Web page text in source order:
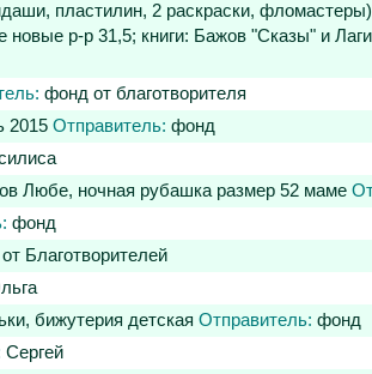
пластилин, 2 раскраски,
р-р 31,5; книги: Бажов "Сказы" и
фонд от благотворителя
2015 Отправитель: фонд
Любе, ночная рубашка размер 52 маме
фонд
Благотворителей
бижутерия детская Отправитель: фонд
Сергей